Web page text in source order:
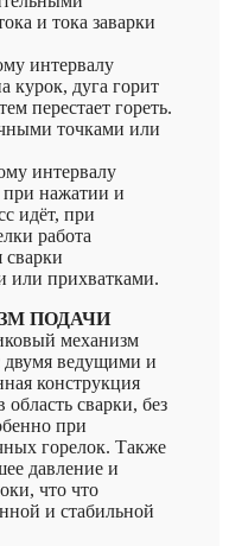
и тока заварки
интервалу
курок, дуга горит
перестает гореть.
точками или
интервалу
нажатии и
идёт, при
работа
сварки
или прихватками.
ПОДАЧИ
механизм
двумя ведущими и
конструкция
область сварки, без
при
горелок. Также
давление и
что что
и стабильной